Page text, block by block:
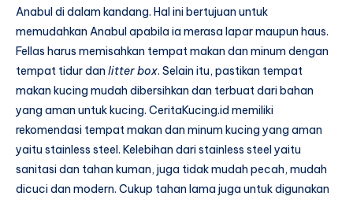
Anabul di dalam kandang. Hal ini bertujuan untuk
memudahkan Anabul apabila ia merasa lapar maupun haus.
Fellas harus memisahkan tempat makan dan minum dengan
tempat tidur dan litter box. Selain itu, pastikan tempat
makan kucing mudah dibersihkan dan terbuat dari bahan
yang aman untuk kucing. CeritaKucing.id memiliki
rekomendasi tempat makan dan minum kucing yang aman
yaitu stainless steel. Kelebihan dari stainless steel yaitu
sanitasi dan tahan kuman, juga tidak mudah pecah, mudah
dicuci dan modern. Cukup tahan lama juga untuk digunakan